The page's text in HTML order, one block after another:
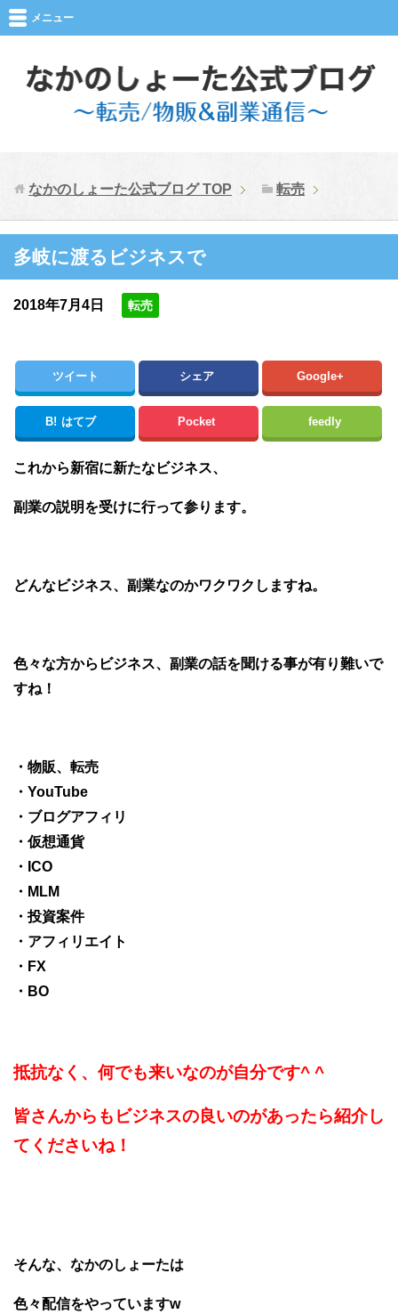
メニュー
なかのしょーた公式ブログTOP 転売
多岐に渡るビジネスで
2018年7月4日 転売
ツイート シェア Google+
B! はてブ Pocket feedly
これから新宿に新たなビジネス、
副業の説明を受けに行って参ります。
どんなビジネス、副業なのかワクワクしますね。
色々な方からビジネス、副業の話を聞ける事が有り難いで
すね！
・物販、転売
・YouTube
・ブログアフィリ
・仮想通貨
・ICO
・MLM
・投資案件
・アフィリエイト
・FX
・BO
抵抗なく、何でも来いなのが自分です^ ^
皆さんからもビジネスの良いのがあったら紹介し
てくださいね！
そんな、なかのしょーたは
色々配信をやっていますw